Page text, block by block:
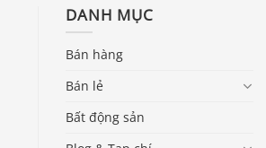
DANH MỤC
Bán hàng
Bán lẻ
Bất động sản